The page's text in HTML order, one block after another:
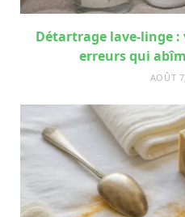
Détartrage lave-linge :
erreurs qui
AOÛT